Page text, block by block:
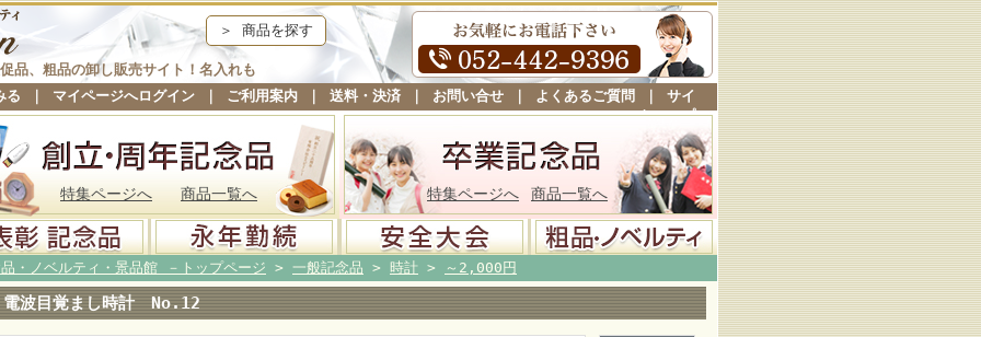
＞ 商品を探す
品、粗品の卸し販売サイト！名入れも
る
マイページへログイン ご利用案内 送料・決済 お問い合せ よくあるご質問
サイ
トマップ
特集ページへ 商品一覧へ 特集ページへ 商品一覧へ
・ノベルティ・景品館 －トップページ > 一般記念品 > 時計 > ～2,000円
電波目覚まし時計 No.12